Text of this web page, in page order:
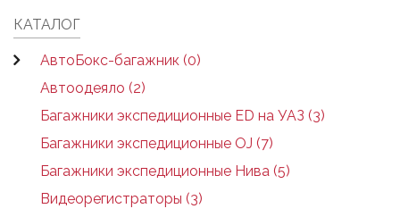
КАТАЛОГ
АвтоБокс-багажник (0)
Автоодеяло (2)
Багажники экспедиционные ED на УАЗ (3)
Багажники экспедиционные OJ (7)
Багажники экспедиционные Нива (5)
Видеорегистраторы (3)